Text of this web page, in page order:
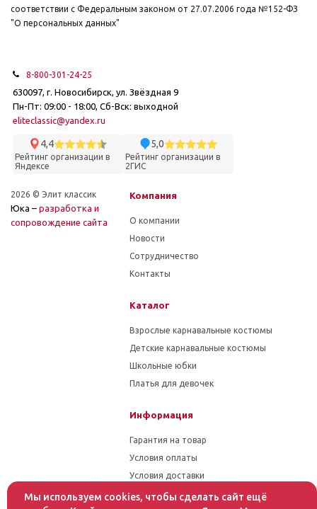
соответствии с Федеральным законом от 27.07.2006 года №152-ФЗ
"О персональных данных"
8-800-301-24-25
630097, г. Новосибирск, ул. Звёздная 9
Пн-Пт: 09:00 - 18:00, Сб-Вск: выходной
eliteclassic@yandex.ru
4,4
Рейтинг организации в
Яндексе
5,0
Рейтинг организации в
2ГИС
2026 © Элит классик
Юка – разработка и
cопровождение сайта
Компания
О компании
Новости
Сотрудничество
Контакты
Каталог
Взрослые карнавальные костюмы
Детские карнавальные костюмы
Школьные юбки
Платья для девочек
Информация
Гарантия на товар
Условия оплаты
Условия доставки
Мы используем cookies, чтобы сделать сайт ещё